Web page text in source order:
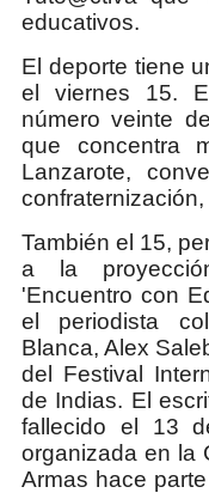
educativos.
El deporte tiene
el viernes 15.
número veinte
que concentra
Lanzarote,
También el 15,
a la
'Encuentro con
el periodista
Blanca, Alex
del Festival
de Indias. El
fallecido el 13
organizada en la
Armas hace